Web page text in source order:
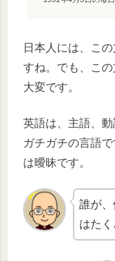
日本人には、こ
すね。でも、こ
大変です。
英語は、主語、
ガチガチの言語
は曖昧です。
誰が
はた